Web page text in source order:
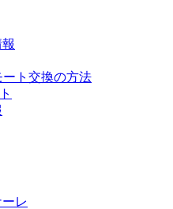
ト交換の方法
レ